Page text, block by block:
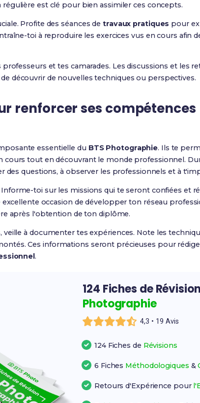
régulière est clé pour bien assimiler ces concepts.
Profite des séances detravaux pratiques pour
toi à reproduire les exercices vus en cours afin
professeurs et tes camarades. Les discussions et les
découvrir de nouvelles techniques ou perspectives.
renforcer ses compétences
essentielle du BTS Photographie. Ils te
cours tout en découvrant le monde professionnel.
des questions, à observer les professionnels et à
toi sur les missions qui te seront confiées et
occasion de développer ton réseau
après l'obtention de ton diplôme.
veille à documenter tes expériences. Note les
Ces informations seront précieuses pour
.
124 Fiches de
Photographie
4,3 • 19 Avis
124 Fiches de Révisions
6 Fiches Méthodologiques &
Retours d'Expérience pour